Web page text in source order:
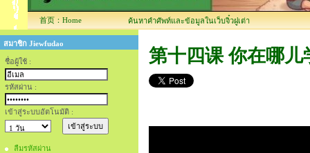
首页：Home ค้นหาคำศัพท์และข้อมูลในเว็บจิ๋วฝูเต่า
สมาชิก Jiewfudao
ชื่อผู้ใช้ :
รหัสผ่าน :
เข้าสู่ระบบอัตโนมัติ :
ลืมรหัสผ่าน
第十四课 你在哪